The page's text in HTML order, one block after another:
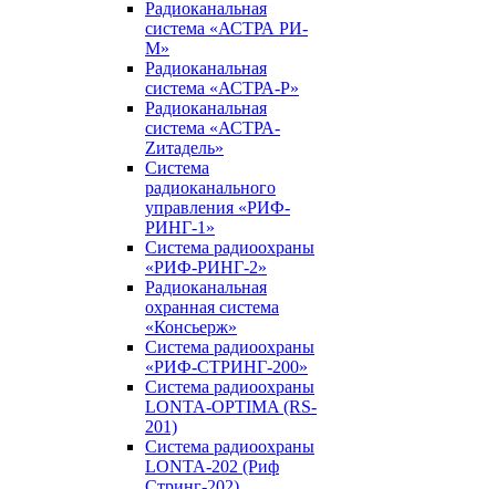
Радиоканальная
система «АСТРА РИ-
М»
Радиоканальная
система «АСТРА-Р»
Радиоканальная
система «АСТРА-
Zитадель»
Система
радиоканального
управления «РИФ-
РИНГ-1»
Система радиоохраны
«РИФ-РИНГ-2»
Радиоканальная
охранная система
«Консьерж»
Система радиоохраны
«РИФ-СТРИНГ-200»
Система радиоохраны
LONTA-OPTIMA (RS-
201)
Система радиоохраны
LONTA-202 (Риф